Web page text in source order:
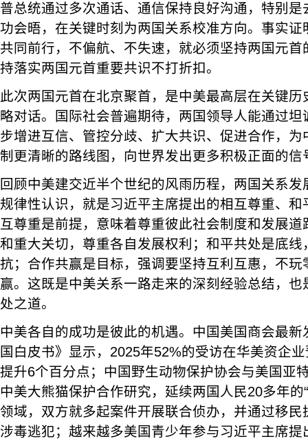
普总统通过多次通话、通信保持良好沟通，特别
功会晤，在关键时刻为两国关系校准方向。事实
共同前行，不偏航、不失速，就必须坚持两国元
持落实两国元首重要共识不打折扣。
此次两国元首在北京聚首，是中美最高层在关键
略对话。国际社会普遍期待，两国领导人能通过
步增进互信、管控分歧、扩大共识、促进合作，
制更清晰的路线图，向世界发出更多积极正面的信
回顾中美建交近半个世纪的风雨历程，两国关系
规律性认识，就是习近平主席提出的相互尊重、
互尊重是前提，意味着尊重彼此社会制度和发展
和重大关切，尊重各自发展权利；和平共处是底
抗；合作共赢是目标，强调要坚持互利互惠，不
赢。这既是中美关系一路走来的深刻经验总结，
处之道。
中美各自的成功是彼此的机遇。中国美国商会最
国白皮书》显示，2025年52%的受访在华美资企
提升6个百分点；中国野生动物保护协会与美国亚
中美大熊猫保护合作研究，延续两国人民20多年的
领域，双方就多起案件开展联合侦办，并通过移
涉毒逃犯；越来越多美国青少年参与习近平主席提